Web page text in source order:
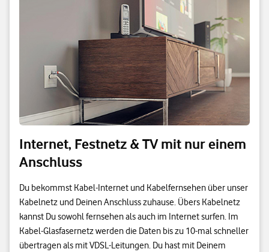
Internet, Festnetz & TV mit nur einem
Anschluss
Du bekommst Kabel-Internet und Kabelfernsehen über unser
Kabelnetz und Deinen Anschluss zuhause. Übers Kabelnetz
kannst Du sowohl fernsehen als auch im Internet surfen. Im
Kabel-Glasfasernetz werden die Daten bis zu 10-mal schneller
übertragen als mit VDSL-Leitungen. Du hast mit Deinem